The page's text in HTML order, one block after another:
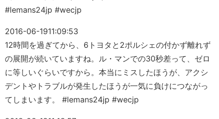
#lemans24jp #wecjp
2016-06-1911:09:53
12時間を過ぎてから、6トヨタと2ポルシェの付かず離れず
の展開が続いていますね。ル・マンでの30秒差って、ゼロ
に等しいぐらいですから。本当にミスしたほうが、アクシ
デントやトラブルが発生したほうが一気に負けにつながっ
てしまいます。 #lemans24jp #wecjp